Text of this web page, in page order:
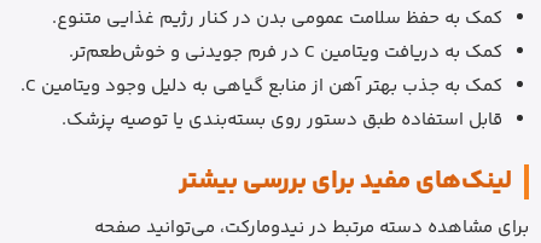
کمک به حفظ سلامت عمومی بدن در کنار رژیم غذایی متنوع.
کمک به دریافت ویتامین C در فرم جویدنی و خوش‌طعم‌تر.
کمک به جذب بهتر آهن از منابع گیاهی به دلیل وجود ویتامین C.
قابل استفاده طبق دستور روی بسته‌بندی یا توصیه پزشک.
لینک‌های مفید برای بررسی بیشتر
برای مشاهده دسته مرتبط در نیدومارکت، می‌توانید صفحه